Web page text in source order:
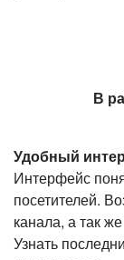
В
Удобный
Интерфейс
посетителей.
канала, а так
Узнать